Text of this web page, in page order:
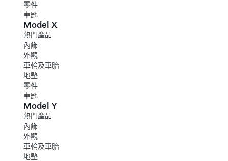
零件
車匙
Model X
熱門產品
內飾
外觀
車輪及車胎
地墊
零件
車匙
Model Y
熱門產品
內飾
外觀
車輪及車胎
地墊